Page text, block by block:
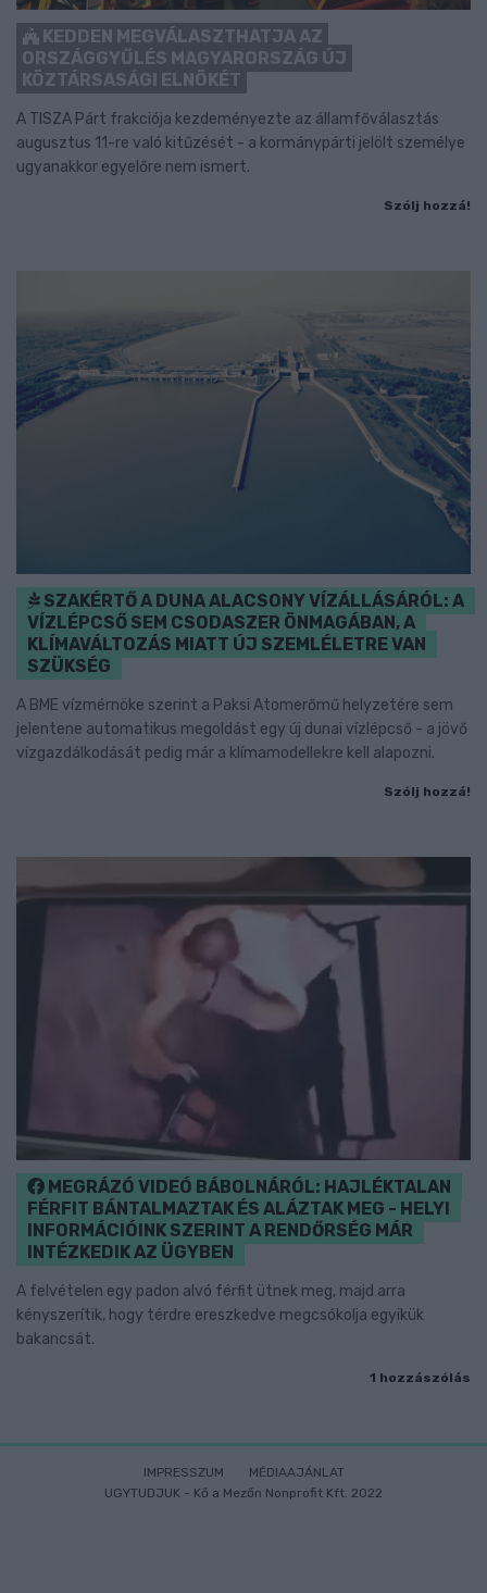
KEDDEN MEGVÁLASZTHATJA AZ
ORSZÁGGYŰLÉS MAGYARORSZÁG ÚJ
KÖZTÁRSASÁGI ELNÖKÉT
A TISZA Párt frakciója kezdeményezte az államfőválasztás
augusztus 11-re való kitűzését - a kormánypárti jelölt személye
ugyanakkor egyelőre nem ismert.
Szólj hozzá!
SZAKÉRTŐ A DUNA ALACSONY VÍZÁLLÁSÁRÓL: A
VÍZLÉPCSŐ SEM CSODASZER ÖNMAGÁBAN, A
KLÍMAVÁLTOZÁS MIATT ÚJ SZEMLÉLETRE VAN
SZÜKSÉG
A BME vízmérnöke szerint a Paksi Atomerőmű helyzetére sem
jelentene automatikus megoldást egy új dunai vízlépcső - a jövő
vízgazdálkodását pedig már a klímamodellekre kell alapozni.
Szólj hozzá!
MEGRÁZÓ VIDEÓ BÁBOLNÁRÓL: HAJLÉKTALAN
FÉRFIT BÁNTALMAZTAK ÉS ALÁZTAK MEG - HELYI
INFORMÁCIÓINK SZERINT A RENDŐRSÉG MÁR
INTÉZKEDIK AZ ÜGYBEN
A felvételen egy padon alvó férfit ütnek meg, majd arra
kényszerítik, hogy térdre ereszkedve megcsókolja egyikük
bakancsát.
1 hozzászólás
IMPRESSZUM
MÉDIAAJÁNLAT
UGYTUDJUK - Kő a Mezőn Nonprofit Kft. 2022